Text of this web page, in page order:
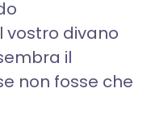
divano
il
non fosse che